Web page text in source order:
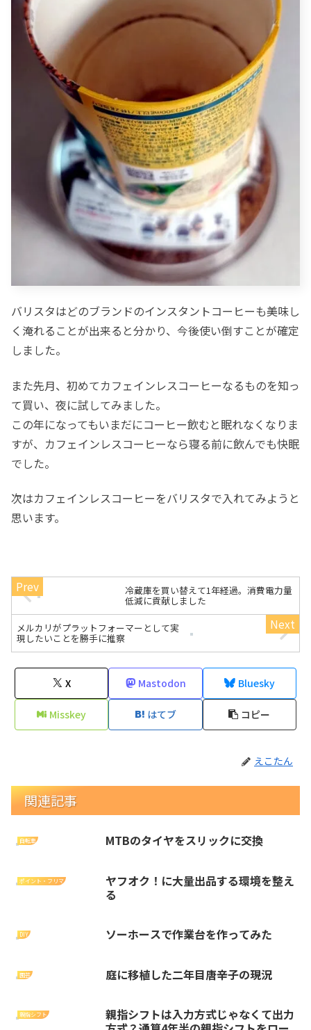
バリスタはどのブランドのインスタントコーヒーも美味し
く淹れることが出来ると分かり、今後使い倒すことが確定
しました。
また先月、初めてカフェインレスコーヒーなるものを知っ
て買い、夜に試してみました。
この年になってもいまだにコーヒー飲むと眠れなくなりま
すが、カフェインレスコーヒーなら寝る前に飲んでも快眠
でした。
次はカフェインレスコーヒーをバリスタで入れてみようと
思います。
冷蔵庫を買い替えて1年経過。消費電力量
低減に貢献しました
メルカリがプラットフォーマーとして実
現したいことを勝手に推察
X Mastodon Bluesky
Misskey はてブ コピー
えこたん
関連記事
自転車 MTBのタイヤをスリックに交換
ポイント・フリマ
ヤフオク！に大量出品する環境を整え
る
DIY ソーホースで作業台を作ってみた
園芸 庭に移植した二年目唐辛子の現況
親指シフト
親指シフトは入力方式じゃなくて出力